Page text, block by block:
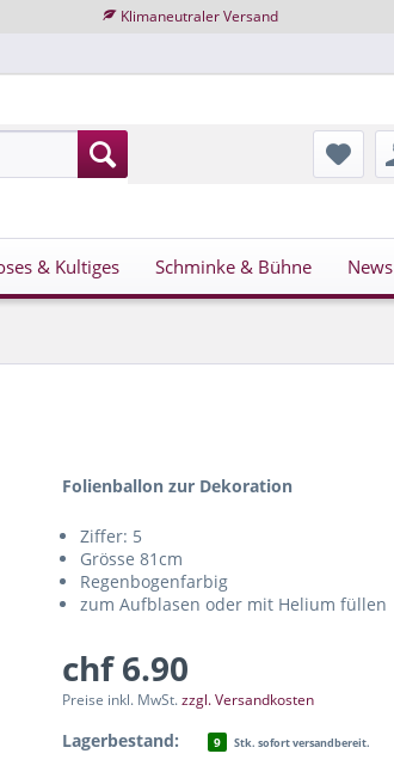
Klimaneutraler Versand
& Kultiges Schminke & Bühne News
Folienballon zur Dekoration
Ziffer: 5
Grösse 81cm
Regenbogenfarbig
zum Aufblasen oder mit Helium füllen
chf 6.90
Preise inkl. MwSt.zzgl. Versandkosten
Lagerbestand: 9 Stk. sofort versandbereit.